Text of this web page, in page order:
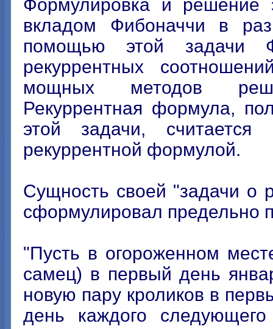
Формулировка и решение
вкладом Фибоначчи в
помощью этой задачи
рекуррентных
мощных методов
Рекуррентная формула,
этой задачи,
рекуррентной формулой.
Сущность своей "задачи о
сформулировал предельно
"Пусть в огороженном
самец) в первый день
новую пару кроликов в
день каждого